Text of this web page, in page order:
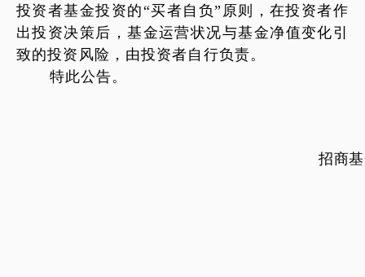
投资者基金投资的“买者自负”原则，在投资者作
出投资决策后，基金运营状况与基金净值变化引
致的投资风险，由投资者自行负责。
特此公告。
招商